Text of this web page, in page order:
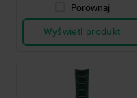
Porównaj
Wyświetl produkt